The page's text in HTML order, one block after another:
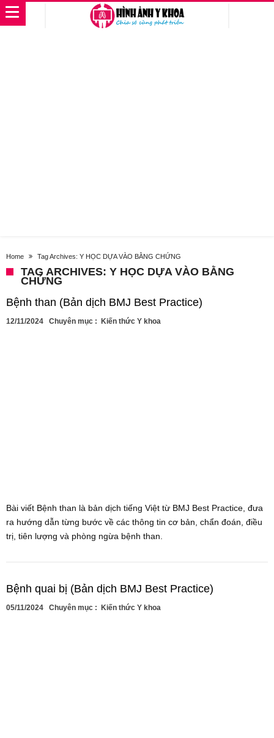
Home Tag Archives: Y HỌC DỰA VÀO BẰNG CHỨNG
TAG ARCHIVES: Y HỌC DỰA VÀO BẰNG
CHỨNG
Bệnh than (Bản dịch BMJ Best Practice)
12/11/2024 Chuyên mục : Kiến thức Y khoa
Bài viết Bệnh than là bản dịch tiếng Việt từ BMJ Best Practice, đưa
ra hướng dẫn từng bước về các thông tin cơ bản, chẩn đoán, điều
trị, tiên lượng và phòng ngừa bệnh than.
Bệnh quai bị (Bản dịch BMJ Best Practice)
05/11/2024 Chuyên mục : Kiến thức Y khoa